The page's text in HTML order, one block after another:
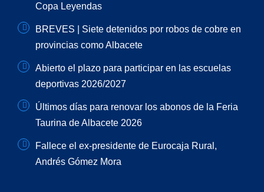
Copa Leyendas
BREVES | Siete detenidos por robos de cobre en
provincias como Albacete
Abierto el plazo para participar en las escuelas
deportivas 2026/2027
Últimos días para renovar los abonos de la Feria
Taurina de Albacete 2026
Fallece el ex-presidente de Eurocaja Rural,
Andrés Gómez Mora